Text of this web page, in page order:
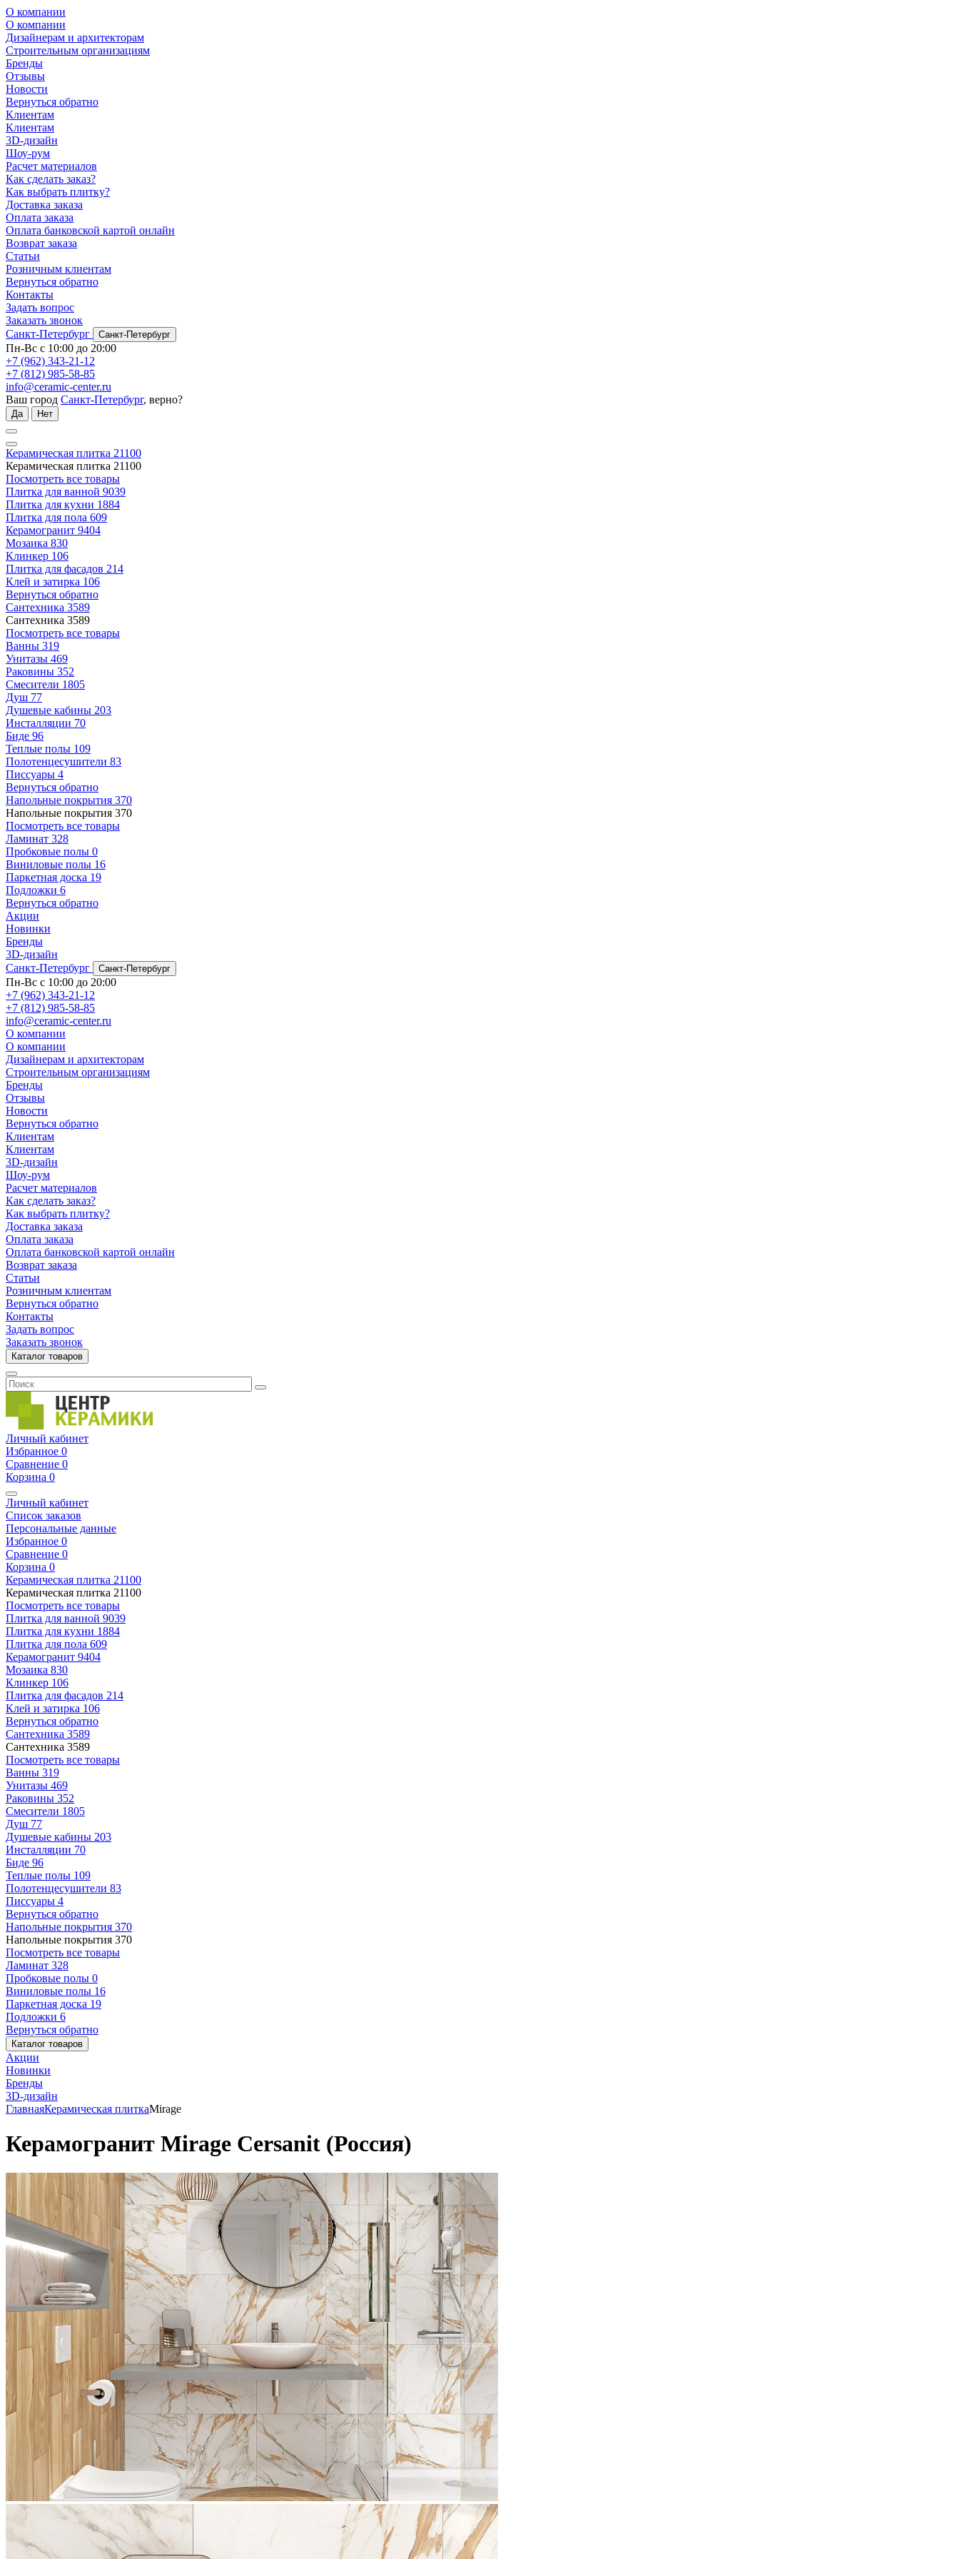
О компании
О компании
Дизайнерам и архитекторам
Строительным организациям
Бренды
Отзывы
Новости
Вернуться обратно
Клиентам
Клиентам
3D-дизайн
Шоу-рум
Расчет материалов
Как сделать заказ?
Как выбрать плитку?
Доставка заказа
Оплата заказа
Оплата банковской картой онлайн
Возврат заказа
Статьи
Розничным клиентам
Вернуться обратно
Контакты
Задать вопрос
Заказать звонок
Санкт-Петербург
Санкт-Петербург
Пн-Вс с 10:00 до 20:00
+7 (962) 343-21-12
+7 (812) 985-58-85
info@ceramic-center.ru
Ваш город Санкт-Петербург, верно?
Да Нет
Керамическая плитка 21100
Керамическая плитка 21100
Посмотреть все товары
Плитка для ванной 9039
Плитка для кухни 1884
Плитка для пола 609
Керамогранит 9404
Мозаика 830
Клинкер 106
Плитка для фасадов 214
Клей и затирка 106
Вернуться обратно
Сантехника 3589
Сантехника 3589
Посмотреть все товары
Ванны 319
Унитазы 469
Раковины 352
Смесители 1805
Душ 77
Душевые кабины 203
Инсталляции 70
Биде 96
Теплые полы 109
Полотенцесушители 83
Писсуары 4
Вернуться обратно
Напольные покрытия 370
Напольные покрытия 370
Посмотреть все товары
Ламинат 328
Пробковые полы 0
Виниловые полы 16
Паркетная доска 19
Подложки 6
Вернуться обратно
Акции
Новинки
Бренды
3D-дизайн
Санкт-Петербург
Санкт-Петербург
Пн-Вс с 10:00 до 20:00
+7 (962) 343-21-12
+7 (812) 985-58-85
info@ceramic-center.ru
О компании
О компании
Дизайнерам и архитекторам
Строительным организациям
Бренды
Отзывы
Новости
Вернуться обратно
Клиентам
Клиентам
3D-дизайн
Шоу-рум
Расчет материалов
Как сделать заказ?
Как выбрать плитку?
Доставка заказа
Оплата заказа
Оплата банковской картой онлайн
Возврат заказа
Статьи
Розничным клиентам
Вернуться обратно
Контакты
Задать вопрос
Заказать звонок
Каталог товаров
Личный кабинет
Избранное 0
Сравнение 0
Корзина 0
Личный кабинет
Список заказов
Персональные данные
Избранное 0
Сравнение 0
Корзина 0
Керамическая плитка 21100
Керамическая плитка 21100
Посмотреть все товары
Плитка для ванной 9039
Плитка для кухни 1884
Плитка для пола 609
Керамогранит 9404
Мозаика 830
Клинкер 106
Плитка для фасадов 214
Клей и затирка 106
Вернуться обратно
Сантехника 3589
Сантехника 3589
Посмотреть все товары
Ванны 319
Унитазы 469
Раковины 352
Смесители 1805
Душ 77
Душевые кабины 203
Инсталляции 70
Биде 96
Теплые полы 109
Полотенцесушители 83
Писсуары 4
Вернуться обратно
Напольные покрытия 370
Напольные покрытия 370
Посмотреть все товары
Ламинат 328
Пробковые полы 0
Виниловые полы 16
Паркетная доска 19
Подложки 6
Вернуться обратно
Каталог товаров
Акции
Новинки
Бренды
3D-дизайн
ГлавнаяКерамическая плиткаMirage
Керамогранит Mirage Cersanit (Россия)